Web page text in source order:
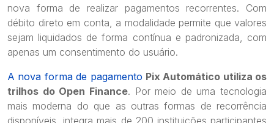
nova forma de realizar pagamentos recorrentes. Com
débito direto em conta, a modalidade permite que valores
sejam liquidados de forma contínua e padronizada, com
apenas um consentimento do usuário.
A nova forma de pagamento Pix Automático utiliza os
trilhos do Open Finance. Por meio de uma tecnologia
mais moderna do que as outras formas de recorrência
disponíveis, integra mais de 200 instituições participantes